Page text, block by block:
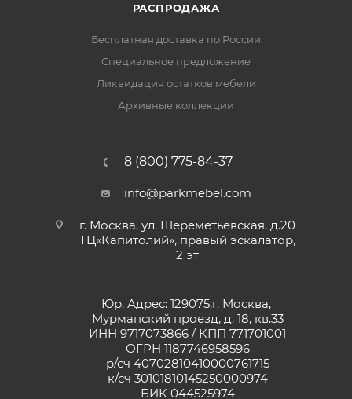
РАСПРОДАЖА
Бесплатная доставка по России
Специальное предложение
Ликвидация остатков мебели
Архивные коллекции
8 (800) 775-84-37
info@parkmebel.com
г. Москва, ул. Шереметьевская, д.20
ТЦ«Капитолий», правый эскалатор,
2 эт
Юр. Адрес: 129075,г. Москва,
Мурманский проезд, д. 18, кв.33
ИНН 9717073866 / КПП 771701001
ОГРН 1187746958596
р/сч 40702810410000761715
к/сч 30101810145250000974
БИК 044525974